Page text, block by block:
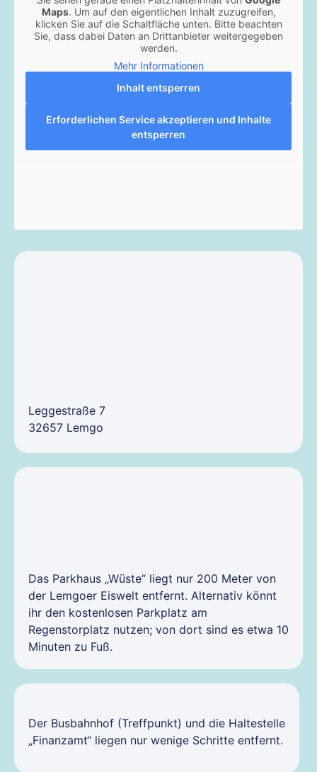
Maps. Um auf den eigentlichen Inhalt zuzugreifen,
klicken Sie auf die Schaltfläche unten. Bitte beachten
Sie, dass dabei Daten an Drittanbieter weitergegeben
werden.
Mehr Informationen
Inhalt entsperren
Erforderlichen Service akzeptieren und Inhalte
entsperren
Leggestraße 7
32657 Lemgo
Das Parkhaus „Wüste“ liegt nur 200 Meter von
der Lemgoer Eiswelt entfernt. Alternativ könnt
ihr den kostenlosen Parkplatz am
Regenstorplatz nutzen; von dort sind es etwa 10
Minuten zu Fuß.
Der Busbahnhof (Treffpunkt) und die Haltestelle
„Finanzamt“ liegen nur wenige Schritte entfernt.